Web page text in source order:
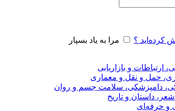
کرده‌اید ؟
مرا به یاد بسپار
ارتباطات و بازاریابی
حمل و نقل و معماری
دامپزشکی، سلامت جسم و روان
داستان و تاریخ
و حرفه‌ای